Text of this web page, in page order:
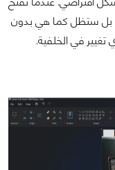
بل ستظل كما هي بدون
في الخلفية.